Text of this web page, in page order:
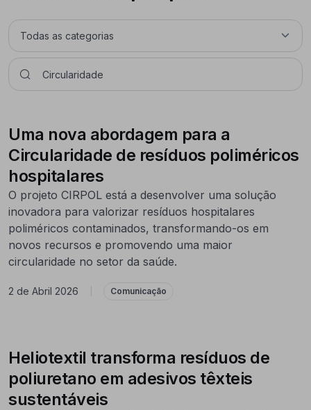
Uma nova abordagem para a
Circularidade de resíduos poliméricos
hospitalares
O projeto CIRPOL está a desenvolver uma solução
inovadora para valorizar resíduos hospitalares
poliméricos contaminados, transformando-os em
novos recursos e promovendo uma maior
circularidade no setor da saúde.
2 de Abril 2026 Comunicação
Heliotextil transforma resíduos de
poliuretano em adesivos têxteis
sustentáveis